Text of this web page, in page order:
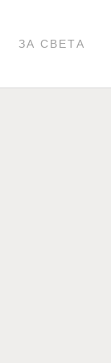
ЗА СВЕТА